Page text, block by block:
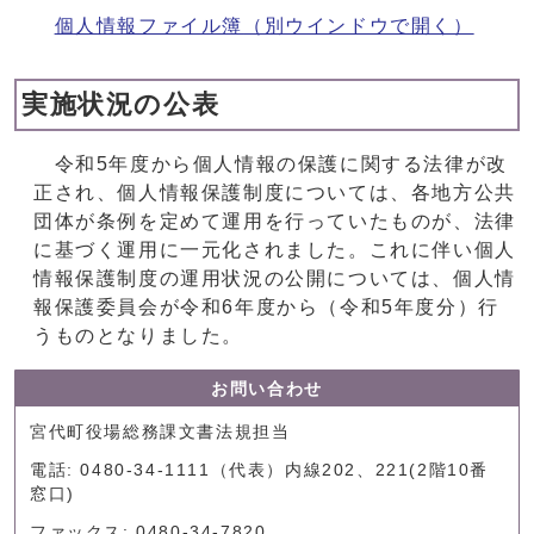
個人情報ファイル簿 （別ウインドウで開く）
実施状況の公表
令和5年度から個人情報の保護に関する法律が改
正され、個人情報保護制度については、各地方公共
団体が条例を定めて運用を行っていたものが、法律
に基づく運用に一元化されました。これに伴い個人
情報保護制度の運用状況の公開については、個人情
報保護委員会が令和6年度から（令和5年度分）行
うものとなりました。
お問い合わせ
宮代町役場総務課文書法規担当
電話: 0480-34-1111（代表）内線202、221(2階10番
窓口)